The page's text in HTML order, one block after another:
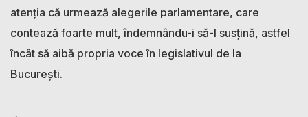
atenția că urmează alegerile parlamentare, care
contează foarte mult, îndemnându-i să-l susțină, astfel
încât să aibă propria voce în legislativul de la
București.